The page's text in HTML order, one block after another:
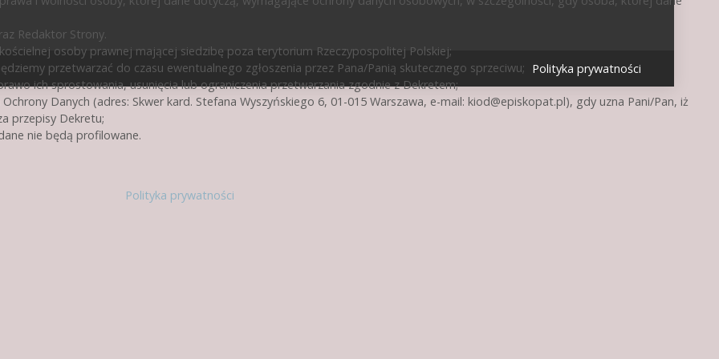
Polityka prywatności
Redaktor Strony.
osoby prawnej mającej siedzibę poza terytorium Rzeczypospolitej Polskiej;
przetwarzać do czasu ewentualnego zgłoszenia przez Pana/Panią skutecznego sprzeciwu;
ich sprostowania, usunięcia lub ograniczenia przetwarzania zgodnie z Dekretem;
Danych (adres: Skwer kard. Stefana Wyszyńskiego 6, 01-015 Warszawa, e-mail: kiod@episkopat.pl), gdy uzna Pani/Pan, iż
przepisy Dekretu;
nie będą profilowane.
Polityka prywatności